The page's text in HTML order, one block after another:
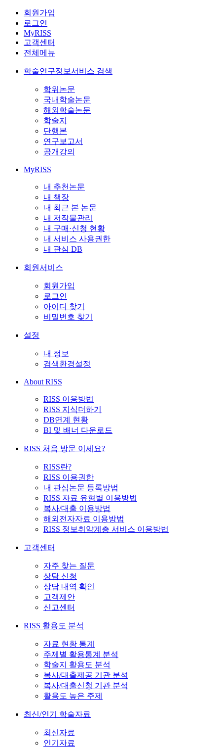
회원가입
로그인
MyRISS
고객센터
전체메뉴
학술연구정보서비스 검색
학위논문
국내학술논문
해외학술논문
학술지
단행본
연구보고서
공개강의
MyRISS
내 추천논문
내 책장
내 최근 본 논문
내 저작물관리
내 구매·신청 현황
내 서비스 사용권한
내 관심 DB
회원서비스
회원가입
로그인
아이디 찾기
비밀번호 찾기
설정
내 정보
검색환경설정
About RISS
RISS 이용방법
RISS 지식더하기
DB연계 현황
BI 및 배너 다운로드
RISS 처음 방문 이세요?
RISS란?
RISS 이용권한
내 관심논문 등록방법
RISS 자료 유형별 이용방법
복사/대출 이용방법
해외전자자료 이용방법
RISS 정보취약계층 서비스 이용방법
고객센터
자주 찾는 질문
상담 신청
상담 내역 확인
고객제안
신고센터
RISS 활용도 분석
자료 현황 통계
주제별 활용통계 분석
학술지 활용도 분석
복사/대출제공 기관 분석
복사/대출신청 기관 분석
활용도 높은 주제
최신/인기 학술자료
최신자료
인기자료